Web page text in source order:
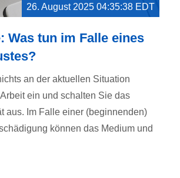
26. August 2025 04:35:38 EDT
Was tun im Falle eines
an der aktuellen Situation
ein und schalten Sie das
aus. Im Falle einer (beginnenden)
können das Medium und